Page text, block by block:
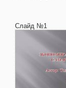
Слайд №1